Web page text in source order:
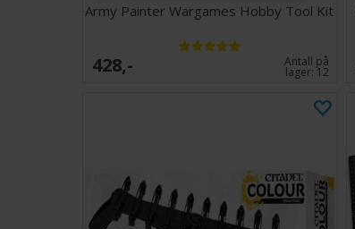
Army Painter Wargames Hobby Tool Kit
428,- Antall på
lager: 12